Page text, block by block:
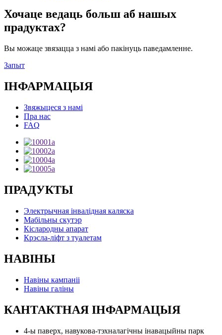
Хочаце ведаць больш аб нашых
прадуктах?
Вы можаце звязацца з намі або пакінуць паведамленне.
Запыт
ІНФАРМАЦЫЯ
Звяжыцеся з намі
Пра нас
FAQ
ПРАДУКТЫ
Электрычная інвалідная каляска
Мабільны скутэр
Кіслародны апарат
Крэсла-ліфт з туалетам
НАВІНЫ
Навіны кампаніі
Навіны галіны
КАНТАКТНАЯ ІНФАРМАЦЫЯ
4-ы паверх, навукова-тэхналагічны інавацыйны парк